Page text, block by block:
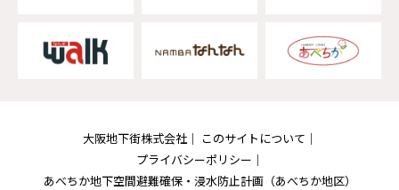
大阪地下街株式会社
このサイトについて
プライバシーポリシー
あべちか地下空間避難確保・浸水防止計画（あべちか地区）